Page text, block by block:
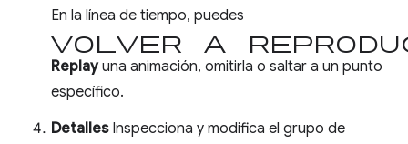
En la línea de tiempo, puedes
volver a
Replayuna animación, omitirla o saltar a un punto
específico.
DetallesInspecciona y modifica el grupo de